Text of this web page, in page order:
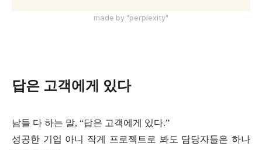
made by "perplexity"
답은 고객에게 있다
남들 다 하는 말, “답은 고객에게 있다.”
성공한 기업 아니 작게 프로젝트로 봐도 담당자들은 하나